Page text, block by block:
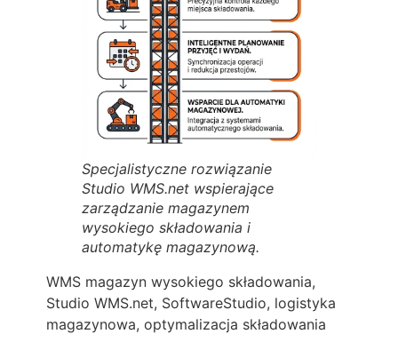
Specjalistyczne rozwiązanie
Studio WMS.net wspierające
zarządzanie magazynem
wysokiego składowania i
automatykę magazynową.
WMS magazyn wysokiego składowania,
Studio WMS.net, SoftwareStudio, logistyka
magazynowa, optymalizacja składowania